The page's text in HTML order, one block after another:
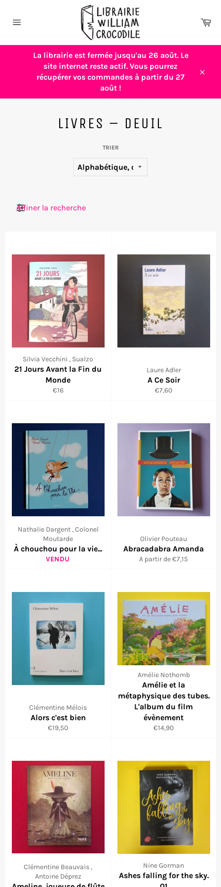
contenu
La librairie est fermée jusqu'au 26 août. Le
site internet reste actif. Vous pourrez
récupérer vos commandes à partir du 27
août !
LIVRES – DEUIL
TRIER
Filtres
Silvia Vecchini , Sualzo
21 Jours Avant la Fin du
Monde
Prix
€16
Laure Adler
A Ce Soir
Prix
€7,60
Nathalie Dargent , Colonel
Moutarde
À chouchou pour la vie...
VENDU
Olivier Pouteau
Abracadabra Amanda
A partir de €7,15
Clémentine Mélois
Alors c'est bien
Prix
€19,50
Amélie Nothomb
Amélie et la
métaphysique des tubes.
L'album du film
évènement
Prix
€14,90
Clémentine Beauvais ,
Antoine Déprez
Nine Gorman
Ashes falling for the sky.